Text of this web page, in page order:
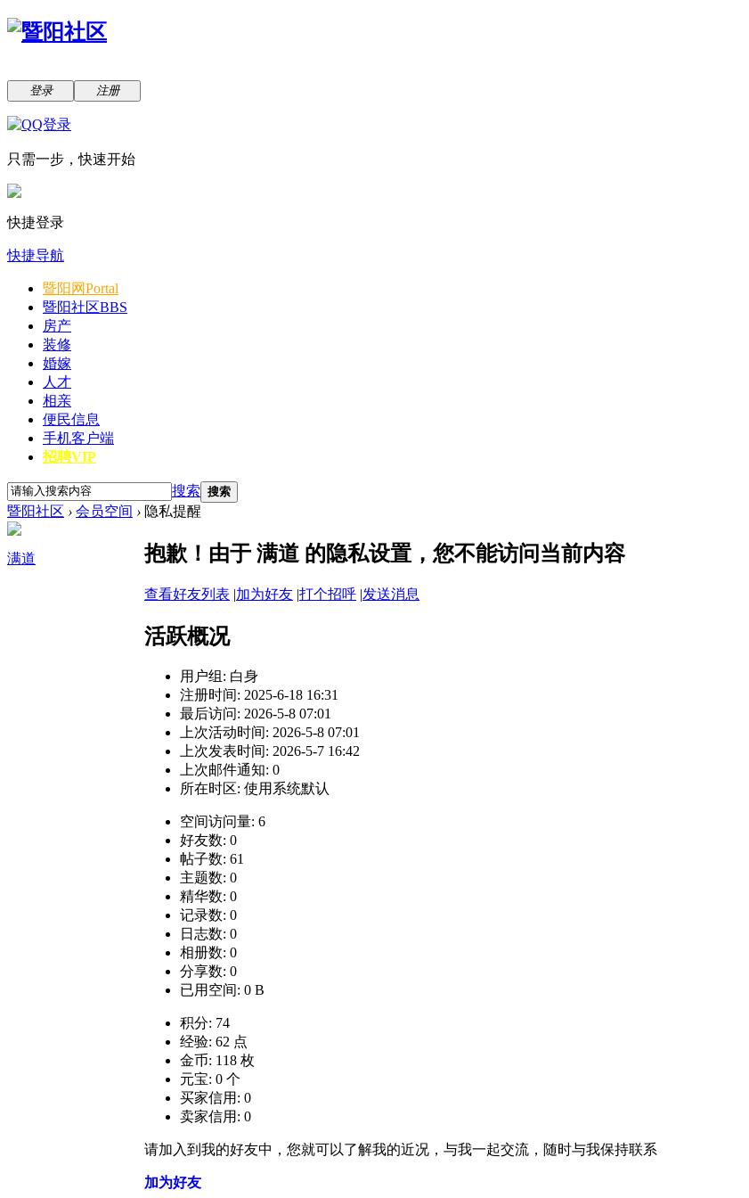
登录 注册
只需一步，快速开始
快捷登录
快捷导航
暨阳网Portal
暨阳社区BBS
房产
装修
婚嫁
人才
相亲
便民信息
手机客户端
招聘VIP
搜索 搜索
暨阳社区 › 会员空间 › 隐私提醒
满道 抱歉！由于 满道 的隐私设置，您不能访问当前内容
查看好友列表 |加为好友 |打个招呼 |发送消息
活跃概况
用户组: 白身
注册时间: 2025-6-18 16:31
最后访问: 2026-5-8 07:01
上次活动时间: 2026-5-8 07:01
上次发表时间: 2026-5-7 16:42
上次邮件通知: 0
所在时区: 使用系统默认
空间访问量: 6
好友数: 0
帖子数: 61
主题数: 0
精华数: 0
记录数: 0
日志数: 0
相册数: 0
分享数: 0
已用空间: 0 B
积分: 74
经验: 62 点
金币: 118 枚
元宝: 0 个
买家信用: 0
卖家信用: 0
请加入到我的好友中，您就可以了解我的近况，与我一起交流，随时与我保持联系
加为好友